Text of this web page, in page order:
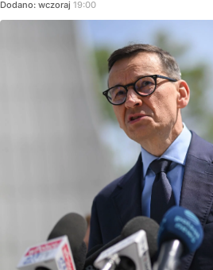
Dodano: wczoraj 19:00